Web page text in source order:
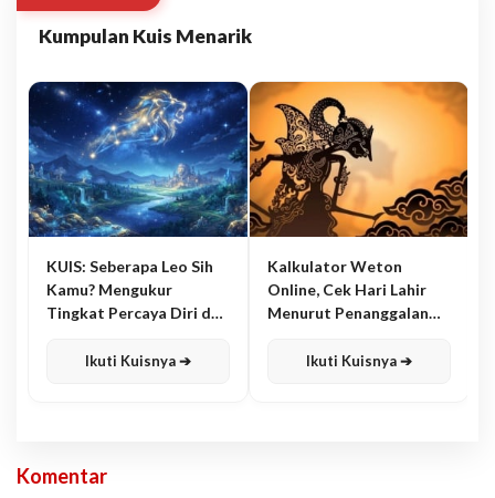
Kumpulan Kuis Menarik
KUIS: Seberapa Leo Sih
Kamu? Mengukur
Tingkat Percaya Diri dan
Ikuti Kuisnya ➔
Kalkulator Weton
Online, Cek Hari Lahir
Menurut Penanggalan
Ikuti Kuisnya ➔
Komentar